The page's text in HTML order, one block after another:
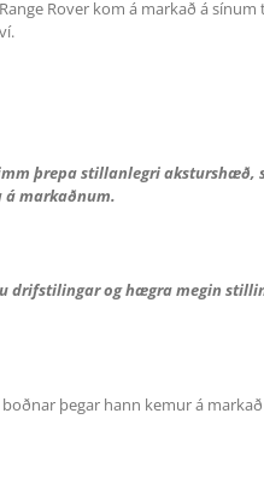
Rover kom á markað á
þrepa stillanlegri aksturshæð,
á markaðnum.
drifstilingar og hægra megin
þegar hann kemur á